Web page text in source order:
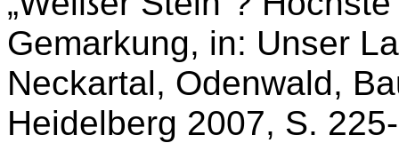
Gemarkung, in: Unser
Neckartal, Odenwald,
Heidelberg 2007, S.